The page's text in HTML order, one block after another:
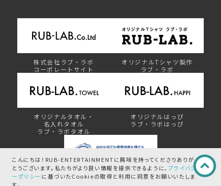
こんにちは！RUB-ENTERTAINMENTに興味を持ってくださりありが
とうございます。 私たちがより良い情報を提供できるように、 プライバシ
ーポリシー に基づいたCookieの取得と利用に同意をお願いいたしま
株式会社ラブ・ラボ
コーポレートサイト
オリジナルTシャツ製作
ラブ・ラボ
オリジナルタオル・
名入れタオル
ラブ・ラボタオル
オリジナルはっぴ
ラブ・ラボはっぴ
プライバシーマーク制度